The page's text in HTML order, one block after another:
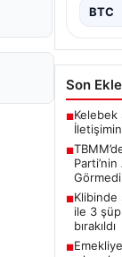
BTC
Son
■
■
Görmedi
■Klibinde
ile 3
bırakıldı
■